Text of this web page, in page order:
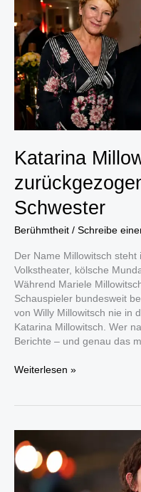
Worten
Katarina
Schwester
Berühmtheit / Schreibe
Der Name Millowitsch
Volkstheater, kölsche
Während Mariele
Schauspieler bundesweit
von Willy Millowitsch nie in
Katarina Millowitsch. Wer
Berichte – und genau das
Katarina
Schwester
Weiterlesen »